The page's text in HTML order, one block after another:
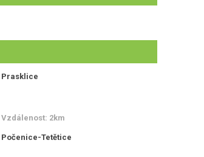
Prasklice
Vzdálenost: 2km
Počenice-Tetětice